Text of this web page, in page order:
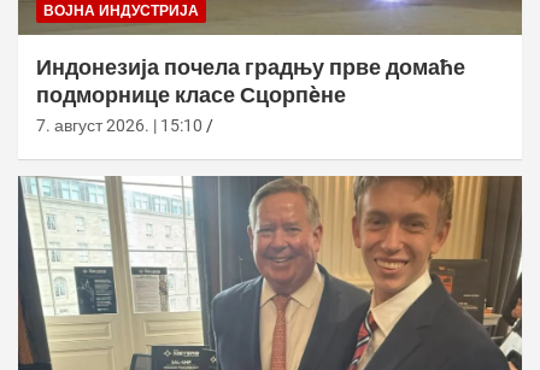
ВОЈНА ИНДУСТРИЈА
Индонезија почела градњу прве домаће
подморнице класе Сцорпèне
7. август 2026. | 15:10